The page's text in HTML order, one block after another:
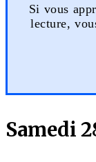
Si vous
lecture,
Samedi